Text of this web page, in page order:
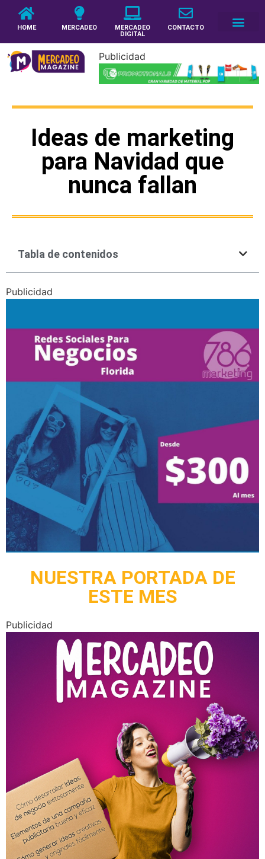
HOME MERCADEO
MERCADEO
DIGITAL
CONTACTO
Publicidad
Ideas de marketing
para Navidad que
nunca fallan
Tabla de contenidos
Publicidad
NUESTRA PORTADA DE
ESTE MES
Publicidad